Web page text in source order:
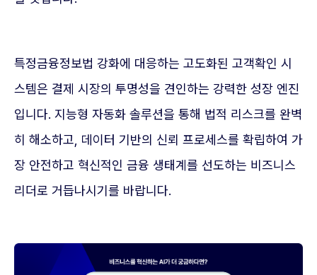
특정금융정보법 강화에 대응하는 고도화된 고객확인 시
스템은 결제 시장의 투명성을 견인하는 강력한 성장 엔진
입니다. 지능형 자동화 솔루션을 통해 법적 리스크를 완벽
히 해소하고, 데이터 기반의 신뢰 프로세스를 확립하여 가
장 안전하고 혁신적인 금융 생태계를 선도하는 비즈니스
리더로 거듭나시기를 바랍니다.